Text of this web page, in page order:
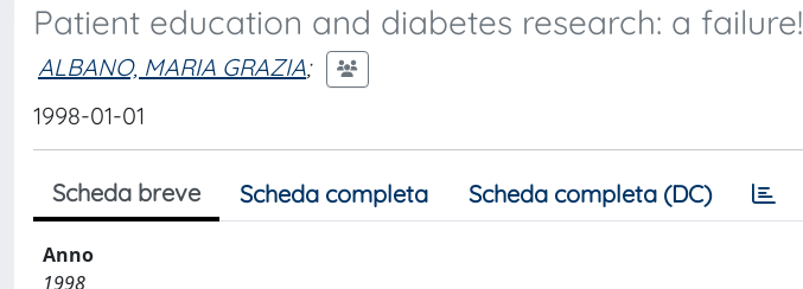
Patient education and diabetes research: a failure!
ALBANO, MARIA GRAZIA;
1998-01-01
Scheda breve Scheda completa Scheda completa (DC)
Anno
1998